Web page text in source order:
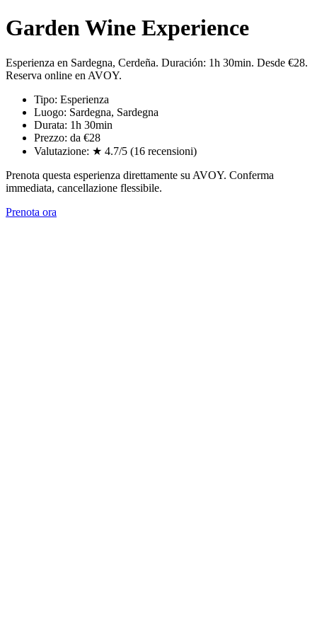
Garden Wine Experience
Esperienza en Sardegna, Cerdeña. Duración: 1h 30min. Desde €28.
Reserva online en AVOY.
Tipo: Esperienza
Luogo: Sardegna, Sardegna
Durata: 1h 30min
Prezzo: da €28
Valutazione: ★ 4.7/5 (16 recensioni)
Prenota questa esperienza direttamente su AVOY. Conferma
immediata, cancellazione flessibile.
Prenota ora